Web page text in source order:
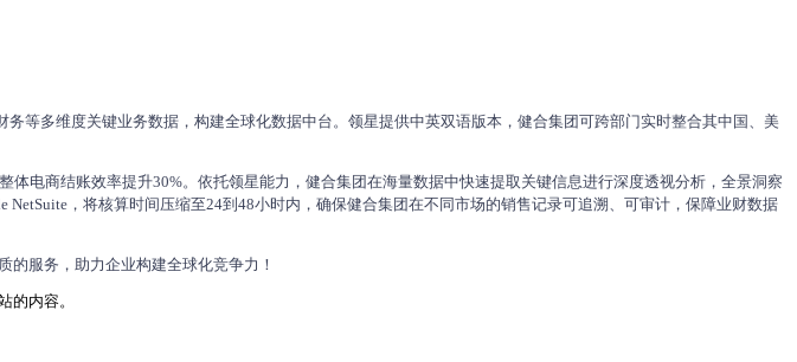
）。健合集团以全家庭营养健康为核心理念，消费者需求为推动力，秉承让人们更健康
用品业务单元(ANC)，以及宠物营养与护理业务单元(PNC)的核心业务。
斯维诗；美国线上第一多功能宠物营养品品牌Zesty Paws；专注肠道健康的进口宠物
。通过国际化的布局，健合集团在中国、澳大利亚、法国、英国、美国、荷兰、意大利、